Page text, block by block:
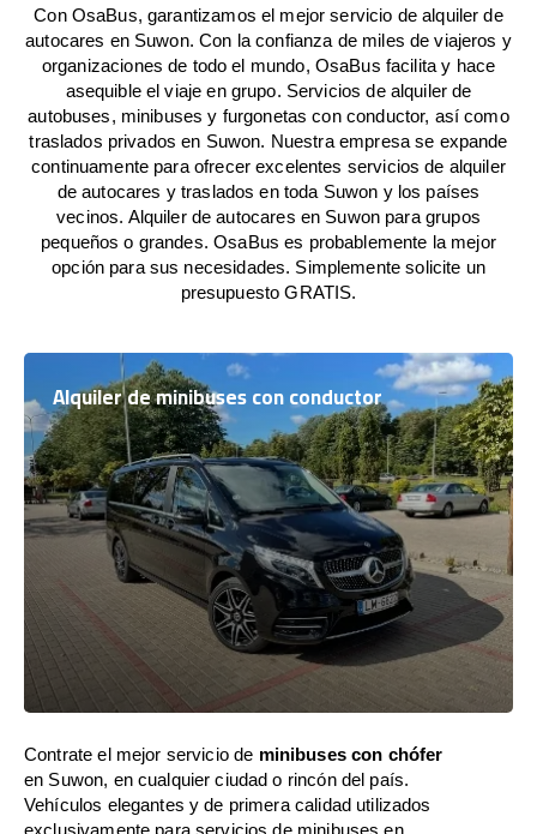
Con OsaBus, garantizamos el mejor servicio de alquiler de
autocares en Suwon. Con la confianza de miles de viajeros y
organizaciones de todo el mundo, OsaBus facilita y hace
asequible el viaje en grupo. Servicios de alquiler de
autobuses, minibuses y furgonetas con conductor, así como
traslados privados en Suwon. Nuestra empresa se expande
continuamente para ofrecer excelentes servicios de alquiler
de autocares y traslados en toda Suwon y los países
vecinos. Alquiler de autocares en Suwon para grupos
pequeños o grandes. OsaBus es probablemente la mejor
opción para sus necesidades. Simplemente solicite un
presupuesto GRATIS.
Alquiler de minibuses con conductor
Contrate el mejor servicio de minibuses con chófer
en Suwon, en cualquier ciudad o rincón del país.
Vehículos elegantes y de primera calidad utilizados
exclusivamente para servicios de minibuses en